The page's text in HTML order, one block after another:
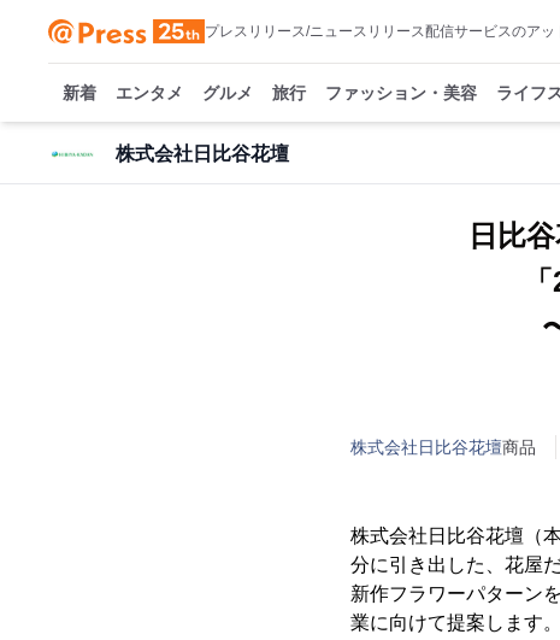
プレスリリース/ニュースリリース配信サービスのアッ
新着 エンタメ グルメ 旅行 ファッション・美容 ライフ
株式会社日比谷花壇
日比
株式会社日比谷花壇商品
株式会社日比谷花壇（
分に引き出した、花屋
新作フラワーパターン
業に向けて提案します。